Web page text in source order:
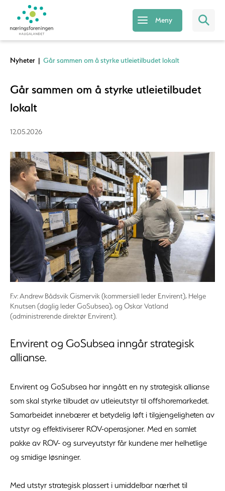
Meny
Nyheter | Går sammen om å styrke utleietilbudet lokalt
Går sammen om å styrke utleietilbudet
lokalt
12.05.2026
F.v: Andrew Bådsvik Gismervik (kommersiell leder Envirent), Helge
Knutsen (daglig leder GoSubsea), og Oskar Vatland
(administrerende direktør Envirent).
Envirent og GoSubsea inngår strategisk
allianse.
Envirent og GoSubsea har inngått en ny strategisk allianse
som skal styrke tilbudet av utleieutstyr til offshoremarkedet.
Samarbeidet innebærer et betydelig løft i tilgjengeligheten av
utstyr og effektiviserer ROV-operasjoner. Med en samlet
pakke av ROV- og surveyutstyr får kundene mer helhetlige
og smidige løsninger.
Med utstyr strategisk plassert i umiddelbar nærhet til